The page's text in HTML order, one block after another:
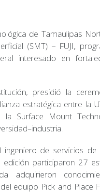
de Tamaulipas
(SMT) – FUJI,
interesado en
presidió la
estratégica entre la
Surface Mount
de servicios de
participaron 27
adquirieron
equipo Pick and Place